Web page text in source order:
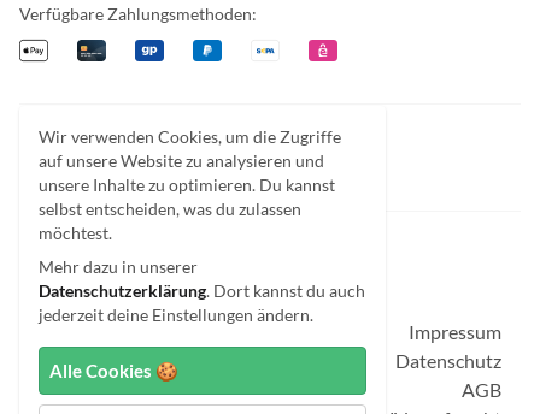
Wir verwenden Cookies, um die Zugriffe
auf unsere Website zu analysieren und
unsere Inhalte zu optimieren. Du kannst
selbst entscheiden, was du zulassen
möchtest.
Mehr dazu in unserer
Datenschutzerklärung. Dort kannst du auch
jederzeit deine Einstellungen ändern.
Alle Cookies 🍪
Verfügbare Zahlungsmethoden:
Apple PayKreditkarteGiropayPayPal Überweisung
EPS
FacebookInstagramDiscord
© Cleverdog Campus 2026.
Impressum
Datenschutz
AGB